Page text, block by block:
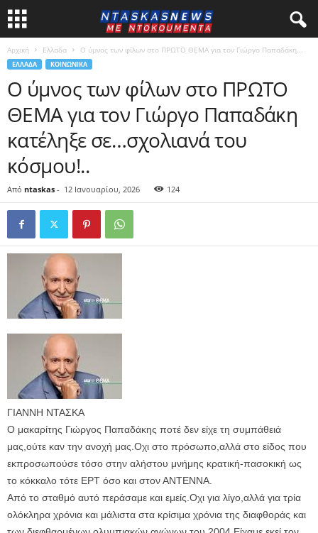
Αρχική Ελλαδα Ο ύμνος των φίλων στο ΠΡΩΤΟ ΘΕΜΑ για τον Γιώργο Παπαδάκη...
ΕΛΛΑΔΑ ΚΟΙΝΩΝΙΚΑ
Ο ύμνος των φίλων στο ΠΡΩΤΟ
ΘΕΜΑ για τον Γιώργο Παπαδάκη
κατέληξε σε…σχολιανά του
κόσμου!..
Από ntaskas - 12 Ιανουαρίου, 2026 124
ΓΙΑΝΝΗ ΝΤΑΣΚΑ
Ο μακαρίτης Γιώργος Παπαδάκης ποτέ δεν είχε τη συμπάθειά
μας,ούτε καν την ανοχή μας.Οχι στο πρόσωπο,αλλά στο είδος που
εκπροσωπούσε τόσο στην αλήστου μνήμης κρατική-πασοκική ως
το κόκκαλο τότε ΕΡΤ όσο και στον ΑΝΤΕΝΝΑ.
Από το σταθμό αυτό περάσαμε και εμείς.Οχι για λίγο,αλλά για τρία
ολόκληρα χρόνια και μάλιστα στα κρίσιμα χρόνια της διαφθοράς και